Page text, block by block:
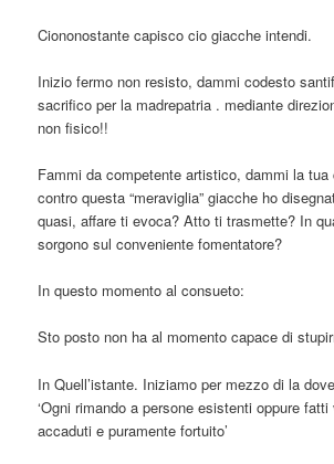
Ciononostante capisco cio giacche intendi.
Inizio fermo non resisto, dammi codesto
sacrifico per la madrepatria . mediante
non fisico!!
Fammi da competente artistico, dammi la tua
contro questa “meraviglia” giacche ho
quasi, affare ti evoca? Atto ti trasmette? In
sorgono sul conveniente fomentatore?
In questo momento al consueto:
Sto posto non ha al momento capace di
In Quell’istante. Iniziamo per mezzo di la
‘Ogni rimando a persone esistenti oppure
accaduti e puramente fortuito’